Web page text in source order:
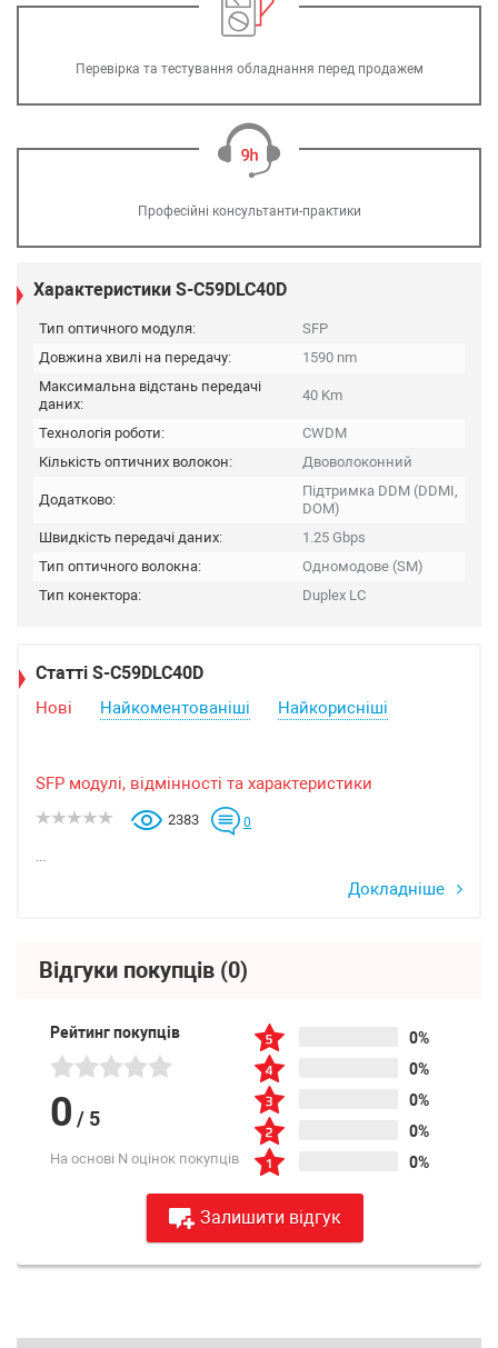
Перевірка та тестування обладнання перед продажем
Професійні консультанти-практики
Характеристики S-C59DLC40D
Тип оптичного модуля:
SFP
Довжина хвилі на передачу:
1590 nm
Максимальна відстань передачі
даних:
40 Km
Технологія роботи:
CWDM
Кількість оптичних волокон:
Двоволоконний
Додатково:
Підтримка DDM (DDMI,
DOM)
Швидкість передачі даних:
1.25 Gbps
Тип оптичного волокна:
Одномодове (SM)
Тип конектора:
Duplex LC
Статті S-C59DLC40D
Нові Найкоментованіші Найкорисніші
SFP модулі, відмінності та характеристики
2383 0
...
Докладніше
Відгуки покупців (0)
Рейтинг покупців
0 / 5
На основі N оцінок покупців
0%
0%
0%
0%
0%
Залишити відгук